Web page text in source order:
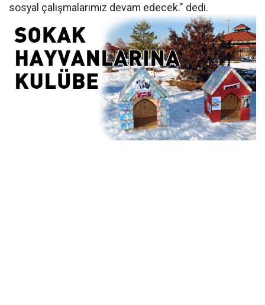
sosyal çalışmalarımız devam edecek." dedi.